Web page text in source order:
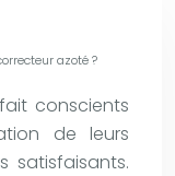
azoté ?
conscients
de leurs
satisfaisants.